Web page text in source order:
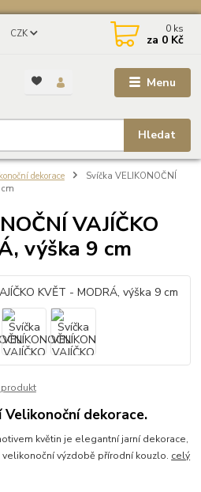
Menu
CZK
Hledat
0 ks
za 0 Kč
dekorace
Svíčka VELIKONOČNÍ
VAJÍČKO
výška 9 cm
dekorace.
květin je elegantní jarní dekorace,
výzdobě přírodní kouzlo. celý